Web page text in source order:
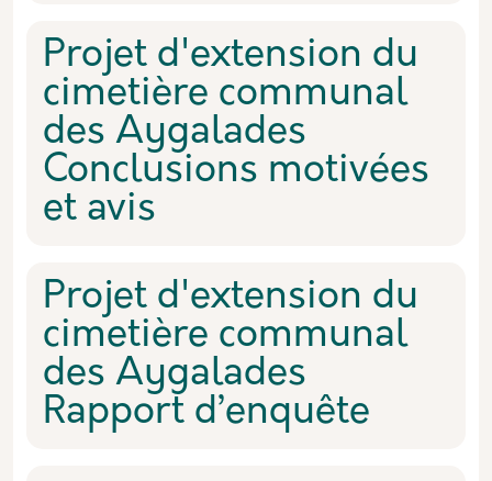
Projet d'extension du
cimetière communal
des Aygalades
Conclusions motivées
et avis
Projet d'extension du
cimetière communal
des Aygalades
Rapport d’enquête